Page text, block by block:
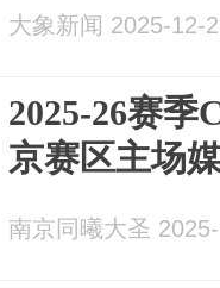
大象新闻 2025-12-
2025-26赛季
京赛区主场
南京同曦大圣